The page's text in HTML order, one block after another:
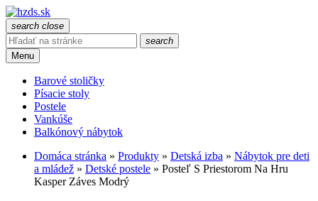
search close
search
Menu
Barové stoličky
Písacie stoly
Postele
Vankúše
Balkónový nábytok
Domáca stránka » Produkty » Detská izba » Nábytok pre deti
a mládež » Detské postele » Posteľ S Priestorom Na Hru
Kasper Záves Modrý